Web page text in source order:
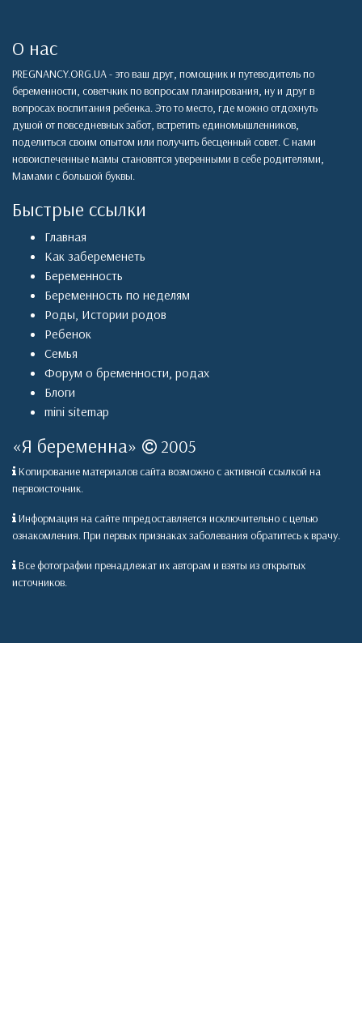
О нас
PREGNANCY.ORG.UA - это ваш друг, помощник и путеводитель по
беременности, советчкик по вопросам планирования, ну и друг в
вопросах воспитания ребенка. Это то место, где можно отдохнуть
душой от повседневных забот, встретить единомышленников,
поделиться своим опытом или получить бесценный совет. С нами
новоиспеченные мамы становятся уверенными в себе родителями,
Мамами с большой буквы.
Быстрые ссылки
Главная
Как забеременеть
Беременность
Беременность по неделям
Роды, Истории родов
Ребенок
Семья
Форум о бременности, родах
Блоги
mini sitemap
«Я беременна» 2005
Копирование материалов сайта возможно с активной ссылкой на
первоисточник.
Информация на сайте ппредоставляется исключительно с целью
ознакомления. При первых признаках заболевания обратитесь к врачу.
Все фотографии пренадлежат их авторам и взяты из открытых
источников.